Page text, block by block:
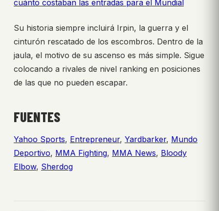
cuánto costaban las entradas para el Mundial
Su historia siempre incluirá Irpin, la guerra y el
cinturón rescatado de los escombros. Dentro de la
jaula, el motivo de su ascenso es más simple. Sigue
colocando a rivales de nivel ranking en posiciones
de las que no pueden escapar.
FUENTES
Yahoo Sports, Entrepreneur, Yardbarker, Mundo
Deportivo, MMA Fighting, MMA News, Bloody
Elbow, Sherdog